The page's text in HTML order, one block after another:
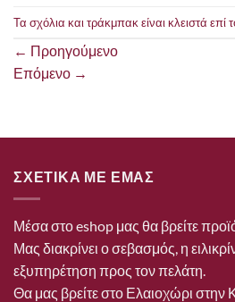
Τα σχόλια και τράκμπακ είναι κλειστά επί
← Προηγούμενο
Επόμενο →
ΣΧΕΤΙΚΑ ΜΕ ΕΜΑΣ
Μέσα στο eshop μας θα βρείτε
Μας διακρίνει ο σεβασμός, η
εξυπηρέτηση προς τον πελάτη.
Θα μας βρείτε στο Ελαιοχώρι στην